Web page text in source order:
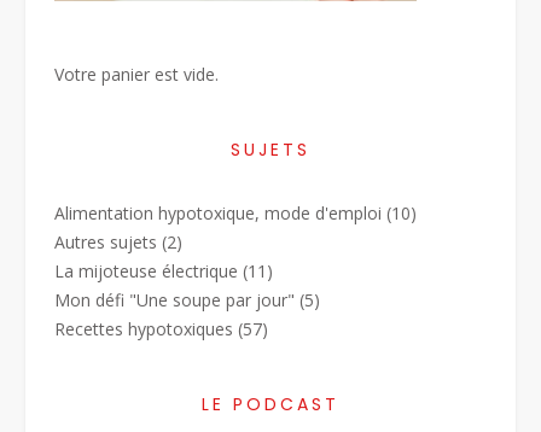
Votre panier est vide.
SUJETS
Alimentation hypotoxique, mode d'emploi (10)
Autres sujets (2)
La mijoteuse électrique (11)
Mon défi "Une soupe par jour" (5)
Recettes hypotoxiques (57)
LE PODCAST